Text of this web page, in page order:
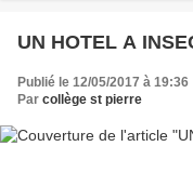
UN HOTEL A
Publié le 12/05/2017 à 19:36
Par collège st pierre